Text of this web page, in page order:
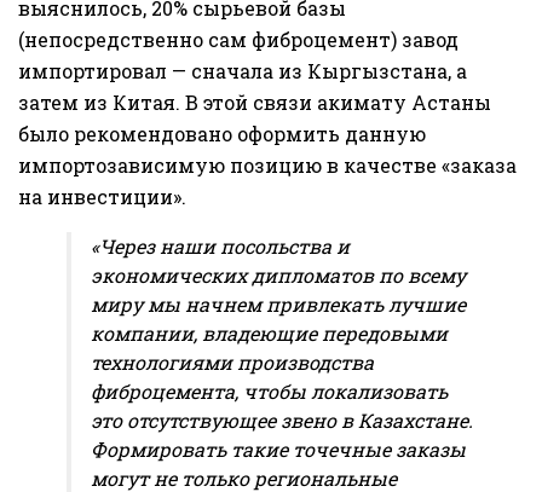
выяснилось, 20% сырьевой базы
(непосредственно сам фиброцемент) завод
импортировал — сначала из Кыргызстана, а
затем из Китая. В этой связи акимату Астаны
было рекомендовано оформить данную
импортозависимую позицию в качестве «заказа
на инвестиции».
«Через наши посольства и
экономических дипломатов по всему
миру мы начнем привлекать лучшие
компании, владеющие передовыми
технологиями производства
фиброцемента, чтобы локализовать
это отсутствующее звено в Казахстане.
Формировать такие точечные заказы
могут не только региональные